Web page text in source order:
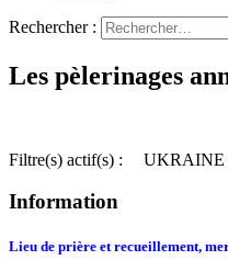
Rechercher :
Les pèlerinages
Filtre(s) actif(s) : UKRAINE
Information
Lieu de prière et recueillement,